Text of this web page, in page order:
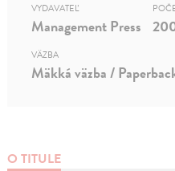
O TITULE
VYDAVATEĽ
Management Press
VÄZBA
Mäkká väzba /